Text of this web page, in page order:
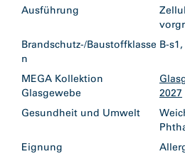
Ausführung
Brandschutz-/Baustoffklasse
n
B-
MEGA Kollektion
Glasgewebe
2027
Gesundheit und Umwelt
Eignung